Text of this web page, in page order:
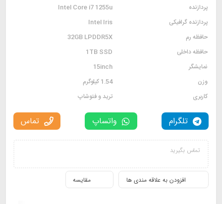
پردازنده
Intel Core i7 1255u
پردازنده گرافیکی
Intel Iris
حافظه رم
32GB LPDDR5X
حافظه داخلی
1TB SSD
نمایشگر
15inch
وزن
1.54 کیلوگرم
کاربری
ترید و فتوشاپ
تلگرام واتساپ تماس
تماس بگیرید
مقایسه افزودن به علاقه مندی ها